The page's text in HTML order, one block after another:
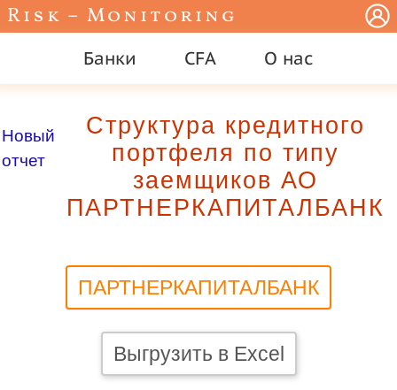
Risk – Monitoring
Банки CFA О нас
Новый
отчет
Структура кредитного
портфеля по типу
заемщиков АО
ПАРТНЕРКАПИТАЛБАНК
ПАРТНЕРКАПИТАЛБАНК
Выгрузить в Excel